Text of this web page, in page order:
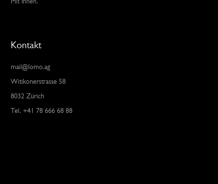
Mit Ihnen.
Kontakt
mail@lomo.ag
Witikonerstrasse 58
8032 Zürich
Tel. +41 78 666 68 88